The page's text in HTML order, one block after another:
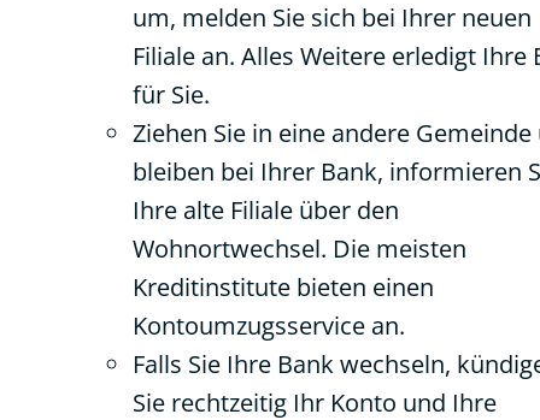
um, melden Sie sich bei Ihrer neuen
Filiale an. Alles Weitere erledigt Ihre
für Sie.
Ziehen Sie in eine andere Gemeinde
bleiben bei Ihrer Bank, informieren
Ihre alte Filiale über den
Wohnortwechsel. Die meisten
Kreditinstitute bieten einen
Kontoumzugsservice an.
Falls Sie Ihre Bank wechseln,
Sie rechtzeitig Ihr Konto und Ihre